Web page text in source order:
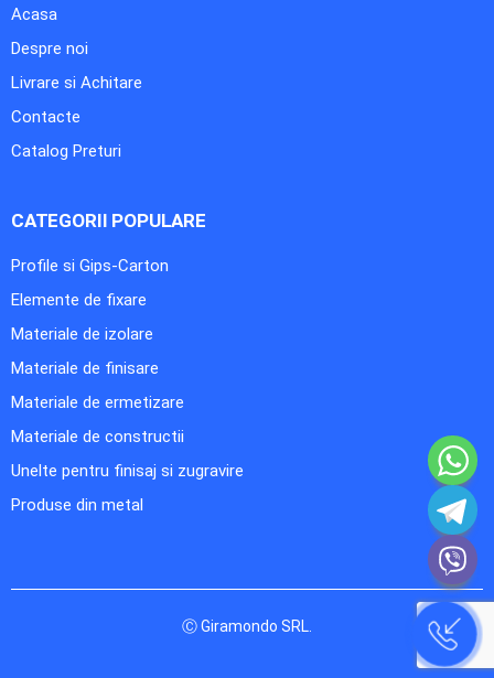
Acasa
Despre noi
Livrare si Achitare
Contacte
Catalog Preturi
CATEGORII POPULARE
Profile si Gips-Carton
Elemente de fixare
Materiale de izolare
Materiale de finisare
Materiale de ermetizare
Materiale de constructii
Unelte pentru finisaj si zugravire
Produse din metal
Ⓒ Giramondo SRL.